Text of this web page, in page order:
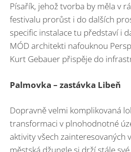
Písařík, jehož tvorba by měla v
festivalu prorůst i do dalších
specific instalace tu představí i
MÓD architekti nafouknou
Kurt Gebauer přispěje do
Palmovka – zastávka Libeň
Dopravně velmi komplikovaná
transformaci v plnohodnotné
aktivity všech zainteresovaných